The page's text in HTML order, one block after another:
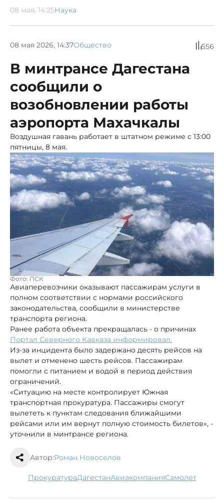
08 мая, 14:25Наука
08 мая 2026, 14:37Общество 556
В минтрансе Дагестана
сообщили о
возобновлении работы
аэропорта Махачкалы
Воздушная гавань работает в штатном режиме с 13:00
пятницы, 8 мая.
Фото: ПСК
Авиаперевозчики оказывают пассажирам услуги в
полном соответствии с нормами российского
законодательства, сообщили в министерстве
транспорта региона.
Ранее работа объекта прекращалась - о причинах
Портал Северного Кавказа информировал.
Из-за инцидента было задержано десять рейсов на
вылет и отменено шесть рейсов. Пассажирам
помогли с питанием и водой в период действия
ограничений.
«Ситуацию на месте контролирует Южная
транспортная прокуратура. Пассажиры смогут
вылететь к пунктам следования ближайшими
рейсами или им вернут полную стоимость билетов», -
уточнили в минтрансе региона.
Автор:Роман Новоселов
прокуратура Дагестан авиакомпания самолет